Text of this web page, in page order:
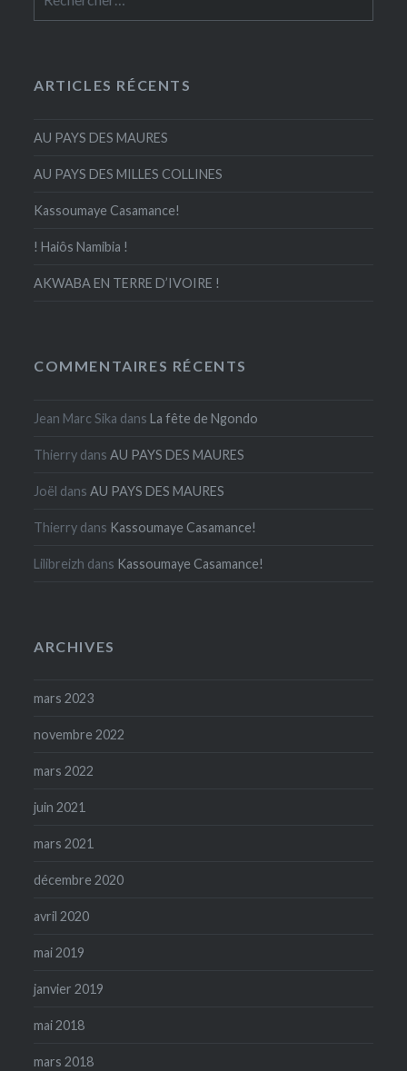
ARTICLES RÉCENTS
AU PAYS DES MAURES
AU PAYS DES MILLES COLLINES
Kassoumaye Casamance!
! Haiôs Namibia !
AKWABA EN TERRE D’IVOIRE !
COMMENTAIRES RÉCENTS
Jean Marc Sika dansLa fête de Ngondo
Thierry dansAU PAYS DES MAURES
Joël dansAU PAYS DES MAURES
Thierry dans Kassoumaye Casamance!
Lilibreizh dans Kassoumaye Casamance!
ARCHIVES
mars 2023
novembre 2022
mars 2022
juin 2021
mars 2021
décembre 2020
avril 2020
mai 2019
janvier 2019
mai 2018
mars 2018